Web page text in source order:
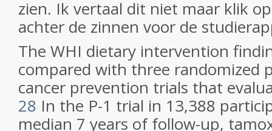
zien. Ik vertaal dit niet maar klik
achter de zinnen voor de
The WHI dietary intervention
compared with three randomized
cancer prevention trials that
28 In the P-1 trial in 13,388
median 7 years of follow-up,